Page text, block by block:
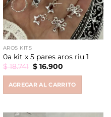
AROS KITS
0a kit x 5 pares aros riu 1
$18.741 Original
price
$ 18.741.
$16.900Current
$ 16.900.
AGREGAR AL CARRITO